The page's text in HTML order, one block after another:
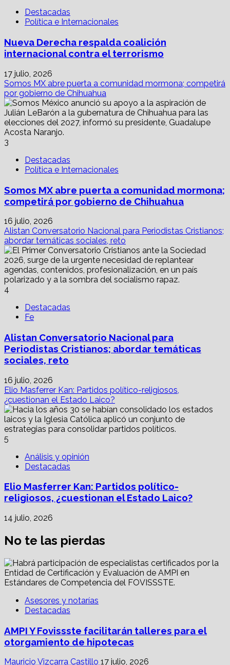
Destacadas
Política e Internacionales
Nueva Derecha respalda coalición
internacional contra el terrorismo
17 julio, 2026
Somos MX abre puerta a comunidad mormona; competirá
por gobierno de Chihuahua
3
Destacadas
Política e Internacionales
Somos MX abre puerta a comunidad mormona;
competirá por gobierno de Chihuahua
16 julio, 2026
Alistan Conversatorio Nacional para Periodistas Cristianos;
abordar temáticas sociales, reto
4
Destacadas
Fe
Alistan Conversatorio Nacional para
Periodistas Cristianos; abordar temáticas
sociales, reto
16 julio, 2026
Elio Masferrer Kan: Partidos político-religiosos,
¿cuestionan el Estado Laico?
5
Análisis y opinión
Destacadas
Elio Masferrer Kan: Partidos político-
religiosos, ¿cuestionan el Estado Laico?
14 julio, 2026
No te las pierdas
Asesores y notarías
Destacadas
AMPI Y Fovissste facilitarán talleres para el
otorgamiento de hipotecas
Mauricio Vizcarra Castillo 17 julio, 2026